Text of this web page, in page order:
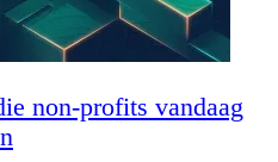
non-profits vandaag